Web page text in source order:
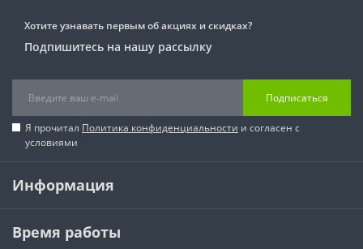
Хотите узнавать первым об акциях и скидках?
Подпишитесь на нашу рассылку
Подписаться
Я прочитал Политика конфиденциальности и согласен с
условиями
Информация
Время работы